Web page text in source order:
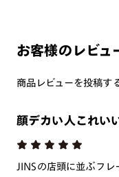
※オンラインショップで作成
るレンズに限ります。それ
※注文時に【度つき】→【レ
プションレンズ代金をお支
※お選び頂くフレームや度数
※RIM限定の記載があるカラ
ムのみの対応となります。
お客様のレビュ
商品レビューを投稿す
顔デカい人これい
JINSの店頭に並ぶフ